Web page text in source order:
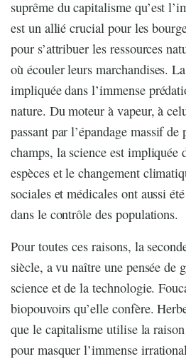
suprême du capitalisme qu’est
est un allié crucial pour les
pour s’attribuer les ressources
où écouler leurs marchandises.
impliquée dans l’immense
nature. Du moteur à vapeur, à
passant par l’épandage massif de
champs, la science est impliquée
espèces et le changement
sociales et médicales ont aussi
dans le contrôle des populations.
Pour toutes ces raisons, la
siècle, a vu naître une pensée de
science et de la technologie.
biopouvoirs qu’elle confère.
que le capitalisme utilise la
pour masquer l’immense